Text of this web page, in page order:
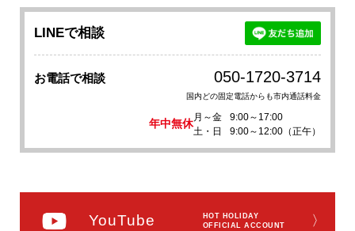
LINEで相談
お電話で相談 050-1720-3714
国内どの固定電話からも市内通話料金
年中無休
月～金
9:00～17:00
土・日
9:00～12:00（正午）
YouTube
HOT HOLIDAY
OFFICIAL ACCOUNT
〉